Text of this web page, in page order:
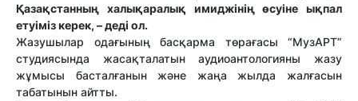
Қазақстанның халықаралық имиджінің өсуіне ықпал
етуіміз керек, – деді ол.
Жазушылар одағының басқарма төрағасы “МузАРТ”
студиясында жасақталатын аудиоантологияны жазу
жұмысы басталғанын және жаңа жылда жалғасын
табатынын айтты.